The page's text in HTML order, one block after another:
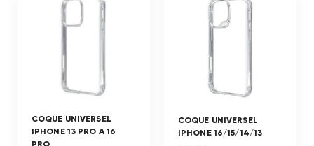
COQUE UNIVERSEL
IPHONE 13 PRO A 16
PRO
COQUE UNIVERSEL
IPHONE 16/15/14/13